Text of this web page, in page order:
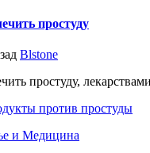
простуду
Blstone
простуду,
и Медицина